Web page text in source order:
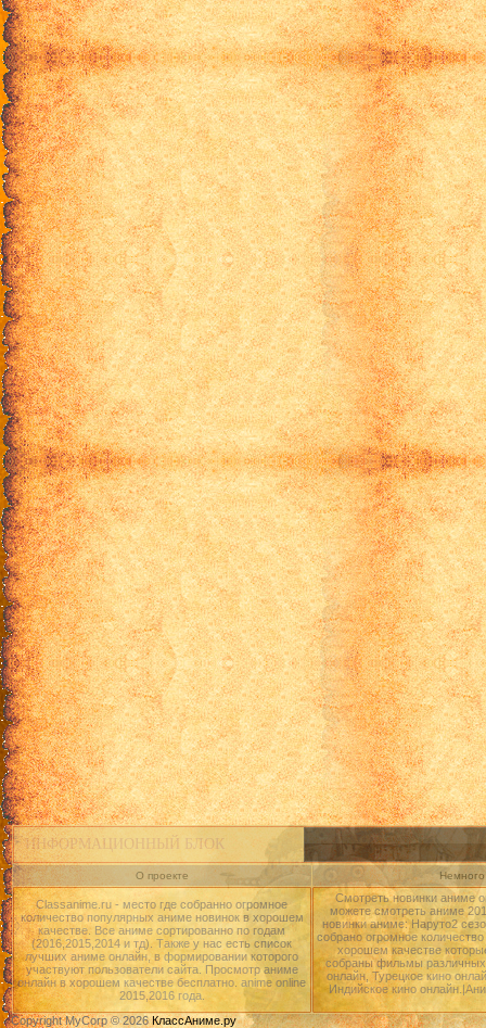
ИНФОРМАЦИОННЫЙ БЛОК
О проекте
Classanime.ru - место где собранно огромное
количество популярных аниме новинок в хорошем
качестве. Все аниме сортированно по годам
(2016,2015,2014 и тд). Также у нас есть список
лучших аниме онлайн, в формировании которого
участвуют пользователи сайта. Просмотр аниме
онлайн в хорошем качестве бесплатно. anime online
2015,2016 года.
Смотреть новинки аниме
можете смотреть аниме
новинки аниме: Наруто2
собрано огромное
хорошем качестве
собраны фильмы различных
онлайн, Турецкое кино
Индийское кино
Copyright MyCorp © 2026КлассАниме.ру